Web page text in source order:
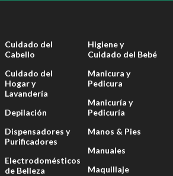
Cuidado del
Cabello
Cuidado del
Hogar y
Lavandería
Depilación
Dispensadores y
Purificadores
Electrodomésticos
de Belleza
Higiene y
Cuidado del Bebé
Manicura y
Pedicura
Manicuría y
Pedicuría
Manos & Pies
Manuales
Maquillaje